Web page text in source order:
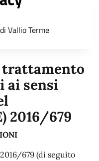
Vallio Terme
ai sensi
2016/679
679 (di seguito